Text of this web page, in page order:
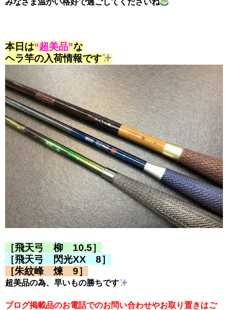
みなさま温かい格好で過ごしてくださいね
本日は“超美品”な
ヘラ竿の入荷情報です
［飛天弓 柳 10.5］
［飛天弓 閃光XX 8］
［朱紋峰 煉 9］
超美品の為、早いもの勝ちです
ブログ掲載品のお電話でのお問い合わせやお取り置きはご